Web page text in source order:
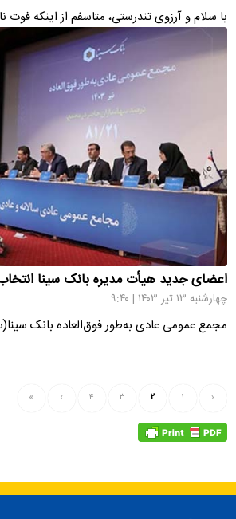
با سلام و آرزوی تندرستی، متاسفم از اینکه فوت
اعضای جدید هیأت‌ مدیره بانک سینا
چهارشنبه ۱۳ تیر ۱۴۰۳ | ۹:۴۰
مجمع عمومی عادی به‌طور فوق‌العاده بانک
‹ ۱ ۲ ۳ ۴ ›
»